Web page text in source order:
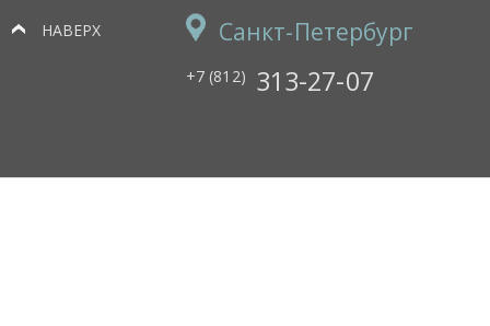
НАВЕРХ Санкт-Петербург
+7 (812) 313-27-07